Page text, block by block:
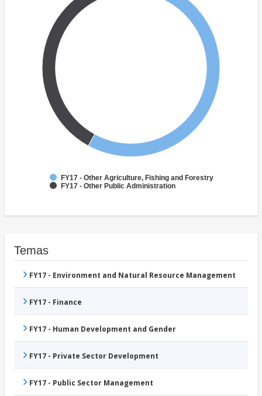
FY17 - Other Agriculture, Fishing and Forestry
FY17 - Other Public Administration
Temas
FY17 - Environment and Natural Resource Management
FY17 - Finance
FY17 - Human Development and Gender
FY17 - Private Sector Development
FY17 - Public Sector Management